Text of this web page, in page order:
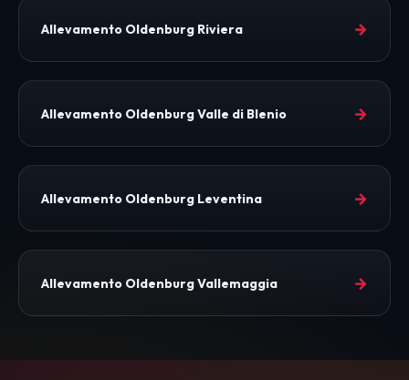
Allevamento Oldenburg Riviera →
Allevamento Oldenburg Valle di Blenio →
Allevamento Oldenburg Leventina →
Allevamento Oldenburg Vallemaggia →